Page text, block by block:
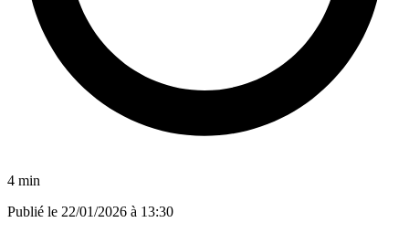
4 min
Publié le 22/01/2026 à 13:30